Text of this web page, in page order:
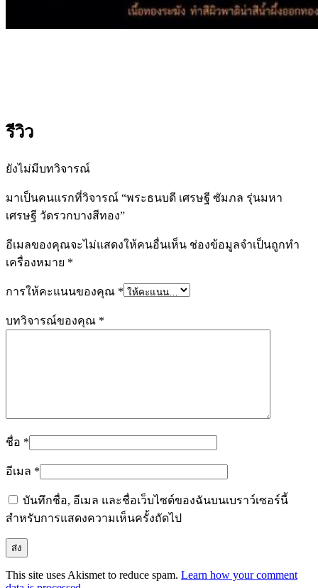
รีวิว
ยังไม่มีบทวิจารณ์
มาเป็นคนแรกที่วิจารณ์ “พระธนบดี เศรษฐี ซัมภล รุ่นมหา
เศรษฐี วัดรวกบางสีทอง”
อีเมลของคุณจะไม่แสดงให้คนอื่นเห็น ช่องข้อมูลจำเป็นถูกทำ
เครื่องหมาย *
การให้คะแนนของคุณ *
บทวิจารณ์ของคุณ *
ชื่อ *
อีเมล *
บันทึกชื่อ, อีเมล และชื่อเว็บไซต์ของฉันบนเบราว์เซอร์นี้
สำหรับการแสดงความเห็นครั้งถัดไป
This site uses Akismet to reduce spam. Learn how your comment